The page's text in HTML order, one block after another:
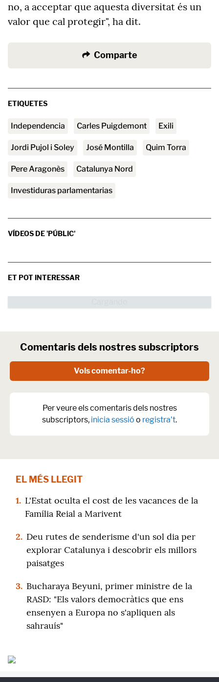
no, a acceptar que aquesta diversitat és un
valor que cal protegir", ha dit.
Comparte
ETIQUETES
independencia Carles Puigdemont Exili
Jordi Pujol i Soley José Montilla Quim Torra
Pere Aragonès Catalunya Nord
Investiduras parlamentarias
VÍDEOS DE 'PÚBLIC'
ET POT INTERESSAR
Comentaris dels nostres subscriptors
Vols comentar-ho?
Per veure els comentaris dels nostres
subscriptors, inicia sessió o registra't.
EL MÉS LLEGIT
1. L'Estat oculta el cost de les vacances de la
Família Reial a Marivent
2. Deu rutes de senderisme d'un sol dia per
explorar Catalunya i descobrir els millors
paisatges
3. Bucharaya Beyuni, primer ministre de la
RASD: "Els valors democràtics que ens
ensenyen a Europa no s'apliquen als
sahrauís"